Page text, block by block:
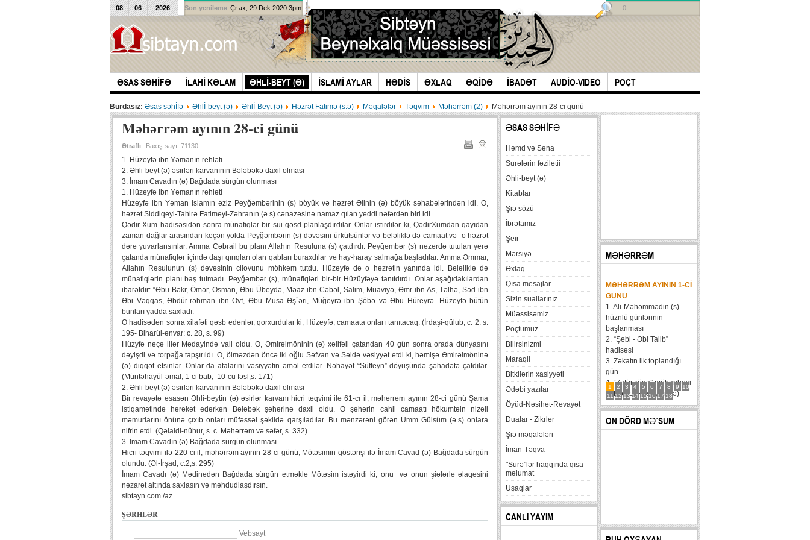
ƏSAS SƏHİFƏ İLAHİ KƏLAM ƏHLİ-BEYT (Ə) İSLAMİ AYLAR HƏDİS ƏXLAQ ƏQİDƏ İBADƏT AUDİO-VIDEO POÇT
08 06 2026 Son yeniləmə Çr.ax, 29 Dek 2020 3pm 0
Burdasız: Əsas səhİfə Əhlİ-beyt (ə) Əhlİ-Beyt (ə) Həzrət Fatimə (s.ə) Məqalələr Təqvim Məhərrəm (2) Məhərrəm ayının 28-ci günü
Məhərrəm ayının 28-ci günü
Ətraflı Baxış sayı: 71130
1. Hüzeyfə ibn Yəmanın rehləti
2. Əhli-beyt (ə) əsirləri karvanının Bələbəkə daxil olması
3. İmam Cavadın (ə) Bağdada sürgün olunması
1. Hüzeyfə ibn Yəmanın rehləti
Hüzeyfə ibn Yəman İslamın əziz Peyğəmbərinin (s) böyük və həzrət Əlinin (ə) böyük səhabələrindən idi. O,
həzrət Siddiqeyi-Tahirə Fatimeyi-Zəhranın (ə.s) cənazəsinə namaz qılan yeddi nəfərdən biri idi.
Qədir Xum hadisəsidən sonra münafiqlər bir sui-qəsd planlaşdırdılar. Onlar istirdilər ki, QədirXumdan qayıdan
zaman dağlar arasından keçən yolda Peyğəmbərin (s) dəvəsini ürkütsünlər və beləliklə də camaat və o həzrət
dərə yuvarlansınlar. Amma Cəbrail bu planı Allahın Rəsuluna (s) çatdırdı. Peyğəmbər (s) nəzərdə tutulan yerə
çatanda münafiqlər içində daşı qırıqları olan qabları buraxdılar və hay-haray salmağa başladılar. Amma Əmmar,
Allahın Rəsulunun (s) dəvəsinin cilovunu möhkəm tutdu. Hüzeyfə də o həzrətin yanında idi. Beləliklə də
münafiqlərin planı baş tutmadı. Peyğəmbər (s), münafiqləri bir-bir Hüzüyfəyə tanıtdırdı. Onlar aşağıdakılardan
ibarətdir: “Əbu Bəkr, Ömər, Osman, Əbu Übeydə, Məaz ibn Cəbəl, Salim, Müaviyə, Əmr ibn As, Təlhə, Səd ibn
Əbi Vəqqas, Əbdür-rəhman ibn Ovf, Əbu Musa Əş`əri, Müğeyrə ibn Şöbə və Əbu Hüreyrə. Hüzeyfə bütün
bunları yadda saxladı.
O hadisədən sonra xilafəti qəsb edənlər, qorxurdular ki, Hüzeyfə, camaata onları tanıtacaq. (İrdaşi-qülub, c. 2. s.
195- Biharül-ənvar: c. 28, s. 99)
Hüzyfə neçə illər Mədayində vali oldu. O, Əmirəlmöninin (ə) xəlifəli çatandan 40 gün sonra orada dünyasını
dəyişdi və torpağa tapşırıldı. O, ölməzdən öncə iki oğlu Səfvan və Səidə vəsiyyət etdi ki, həmişə Əmirəlmöninə
(ə) diqqət etsinlər. Onlar da atalarını vəsiyyətin əməl etdilər. Nəhayət “Süffeyn” döyüşündə şəhadətə çatdılar.
(Müntəhayül-əmal, 1-ci bab, 10-cu fəsl,s. 171)
2. Əhli-beyt (ə) əsirləri karvanının Bələbəkə daxil olması
Bir rəvayətə əsasən Əhli-beytin (ə) əsirlər karvanı hicri təqvimi ilə 61-cı il, məhərrəm ayının 28-ci günü Şama
istiqamətində hərəkət edərkən Bələbək şəhərinə daxil oldu. O şəhərin cahil camaatı hökumtəin nizəli
məmurlarını önünə çıxıb onları müfəssəl şəklidə qarşıladılar. Bu mənzərəni görən Ümm Gülsüm (ə.s) onlara
nifrin etdi. (Qəlaidl-nühur, s. c. Məhərrəm və səfər, s. 332)
3. İmam Cavadın (ə) Bağdada sürgün olunması
Hicri təqvimi ilə 220-ci il, məhərrəm ayının 28-ci günü, Mötəsimin göstərişi ilə İmam Cavad (ə) Bağdada sürgün
olundu. (Əl-İrşad, c.2,s. 295)
İmam Cavadı (ə) Mədinədən Bağdada sürgün etməklə Mötəsim istəyirdi ki, onu və onun şiələrlə əlaqəsini
nəzarət altında saxlasın və məhdudlaşdırsın.
sibtayn.com./az
ŞƏRHLƏR
Vebsayt
ƏSAS SƏHİFƏ
Həmd və Səna
Surələrin fəzilətii
Əhli-beyt (ə)
Kitablar
Şiə sözü
İbrətamiz
Şeir
Mərsiyə
Əxlaq
Qısa mesajlar
Sizin suallarınız
Müəssisəmiz
Poçtumuz
Bilirsinizmi
Maraqli
Bitkilərin xasiyyəti
Ədəbi yazılar
Öyüd-Nəsihət-Rəvayət
Dualar - Zikrlər
Şiə məqalələri
İman-Təqva
"Surə"lər haqqında qısa
məlumat
Uşaqlar
CANLI YAYIM
MƏHƏRRƏM
1 2 3 4 5 6 7 8 9
10
11 12 13 14 15 16 17 18
MƏHƏRRƏM AYININ 1-CI
GÜNÜ
1. Ali-Məhəmmədin (s)
hüznlü günlərinin
başlanması
2. “Şebi - Əbi Talib”
hadisəsi
3. Zəkatın ilk toplandığı
gün
4. “Zatür-rüqa” müharibəsi
5. Həzrət Hüseynin (ə)
karvanının Bəni Məqatilin
qəsrinə çatması
6....
ON DÖRD MƏ`SUM